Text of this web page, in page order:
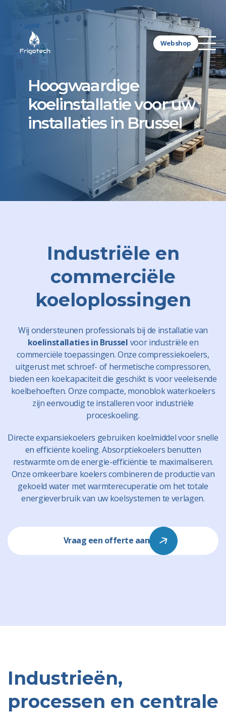
Webshop
Hoogwaardige
koelinstallatie voor uw
installaties in Brussel
Industriële en
commerciële
koeloplossingen
Wij ondersteunen professionals bij de installatie van
koelinstallaties in Brussel voor industriële en
commerciële toepassingen. Onze compressiekoelers,
uitgerust met schroef- of hermetische compressoren,
bieden een koelcapaciteit die geschikt is voor veeleisende
koelbehoeften. Onze compacte, monoblok waterkoelers
zijn eenvoudig te installeren voor industriële
proceskoeling.
Directe expansiekoelers gebruiken koelmiddel voor snelle
en efficiënte koeling. Absorptiekoelers benutten
restwarmte om de energie-efficiëntie te maximaliseren.
Onze omkeerbare koelers combineren de productie van
gekoeld water met warmterecuperatie om het totale
energieverbruik van uw koelsystemen te verlagen.
Vraag een offerte aan
Industrieën,
processen en centrale